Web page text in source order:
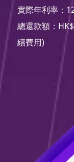
實際年利率：
總還款額：
續費用)